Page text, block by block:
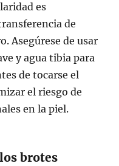
es
de
Asegúrese de usar
y agua tibia para
de tocarse el
el riesgo de
en la piel.
brotes